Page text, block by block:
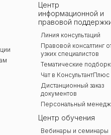
Центр
информационной и
правовой
Линия консультаций
Правовой консалтинг
узких специалистов
Тематические
Чат в КонсультантПлюс
Дистанционный заказ
документов
Персональный
Центр обучения
Вебинары и семинары